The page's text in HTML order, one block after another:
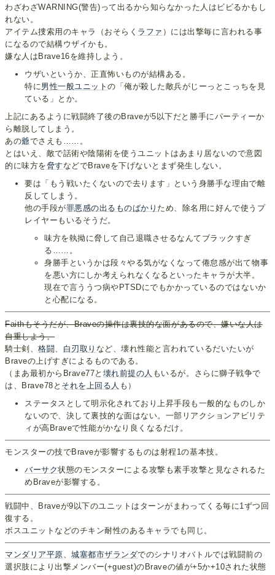
わざわざWARNING(警告)って出るから知らなかった人はビビるかもし
れない。
アイテム捜索用のキャラ（おそらく ラファ ）には出撃毎に言われる事
になるので結構ウザイかも。
嫌な人はBrave16を維持しよう。
ウザいというか、正直怖いものが結構ある。
特に男性一般ユニットの「俺が殺した敵兵がじーっとこっちを見
ている」とか。
上記にあるように戦闘終了後のBraveが5以下だと勝手にパーティーか
ら離脱してしまう。
あの爺でさえも……。
とはいえ、敵で話術や陰陽術を使うユニットはあまり居ないので意図
的に味方を脅す などでBraveを下げないとまず発生しない。
要は「もう戦いたくないので去ります」という身勝手な理由で離
反してしまう。
他の手段が罪悪感の出る ものばかり ため、除名用に好んで使うプ
レイヤーもいるそうだ。
味方を執拗に脅して自己退職させるなんてブラックすぎ
る……。
身勝手というかは段々やる気がなくなって倦怠感が出て物事
を悪い方にしか考えられなくなるといったキャラが大半。
現在で言ううつ病やPTSDにでもかかっているのではないか
と心配になる。
Faithもそうだが、Braveの操作は裏技的な面があるので、嫌いな人は
自重しよう。
騎士剣、格闘 白刃取り など、壊れ性能と言われているだいたいが
Braveの上げすぎによるものである。
（まあ最初からBrave77と 壊れ前提の人 もいるが。さらに獅子戦争で
は、Brave78と それを上回る人 も）
ステータスとして明示化されており上昇手段も一般的なものしか
ないので、決して裏技的な面はない。一部リアクションアビリテ
ィが高Braveで性能がかなり良くなるだけ。
モンスターの技でBraveが影響するものは射程1の基本技。
バーサク状態のモンスターによる攻撃も素手攻撃と見なされるた
めBraveが影響する。
戦闘中、Braveが9以下のユニットはターンがまわってくる毎に1ずつ回
復する。
ボスユニットなどのチキン耐性のあるキャラでも同じ。
マンダリア平原、城塞都市ザランダでのシナリオバトルでは戦闘前の
選択肢により出撃メンバー(+guest)のBraveの値が+5か+10された状態